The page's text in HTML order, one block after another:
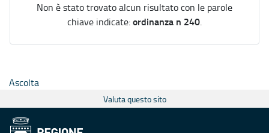
Non è stato trovato alcun risultato con le parole
chiave indicate:ordinanza n 240.
Ascolta
Valuta questo sito